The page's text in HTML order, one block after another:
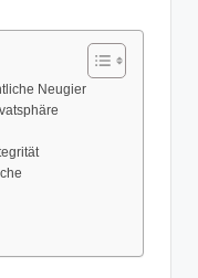
Neugier